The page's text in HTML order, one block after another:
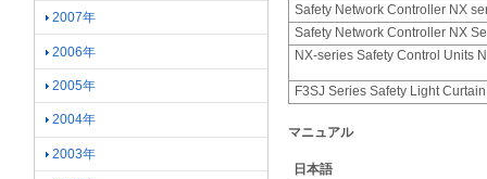
Safety Network Controller NX
Safety Network Controller NX
NX-series Safety Control Units
F3SJ Series Safety Light
マニュアル
日本語
2007年
2006年
2005年
2004年
2003年